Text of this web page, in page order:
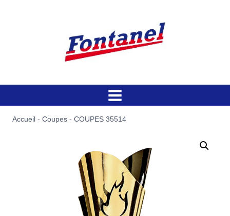
Accueil - Coupes - COUPES 35514